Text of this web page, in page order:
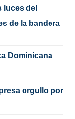
luces del
de la bandera
Dominicana
orgullo por